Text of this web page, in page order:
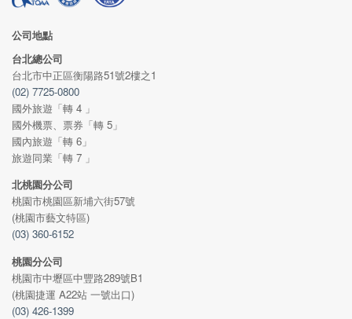
公司地點
台北總公司
台北市中正區衡陽路51號2樓之1
(02) 7725-0800
國外旅遊「轉 4 」
國外機票、票券「轉 5」
國內旅遊「轉 6」
旅遊同業「轉 7 」
北桃園分公司
桃園市桃園區新埔六街57號
(桃園市藝文特區)
(03) 360-6152
桃園分公司
桃園市中壢區中豐路289號B1
(桃園捷運 A22站 一號出口)
(03) 426-1399